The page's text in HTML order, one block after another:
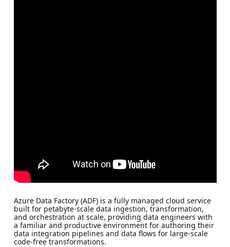
Azure Data Factory (ADF) is a fully managed cloud service
built for petabyte-scale data ingestion, transformation,
and orchestration at scale, providing data engineers with
a familiar and productive environment for authoring their
data integration pipelines and data flows for large-scale
code-free transformations.